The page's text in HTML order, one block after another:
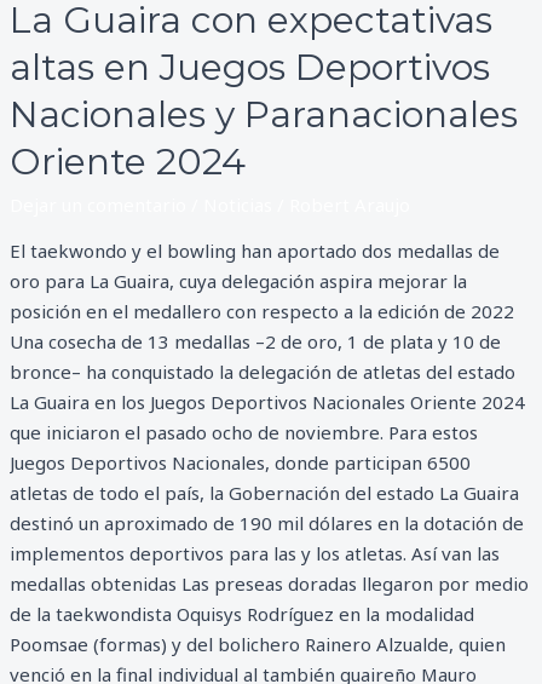
La Guaira con expectativas
altas en Juegos Deportivos
Nacionales y Paranacionales
Oriente 2024
El taekwondo y el bowling han aportado dos medallas de
oro para La Guaira, cuya delegación aspira mejorar la
posición en el medallero con respecto a la edición de 2022
Una cosecha de 13 medallas –2 de oro, 1 de plata y 10 de
bronce– ha conquistado la delegación de atletas del estado
La Guaira en los Juegos Deportivos Nacionales Oriente 2024
que iniciaron el pasado ocho de noviembre. Para estos
Juegos Deportivos Nacionales, donde participan 6500
atletas de todo el país, la Gobernación del estado La Guaira
destinó un aproximado de 190 mil dólares en la dotación de
implementos deportivos para las y los atletas. Así van las
medallas obtenidas Las preseas doradas llegaron por medio
de la taekwondista Oquisys Rodríguez en la modalidad
Poomsae (formas) y del bolichero Rainero Alzualde, quien
venció en la final individual al también guaireño Mauro